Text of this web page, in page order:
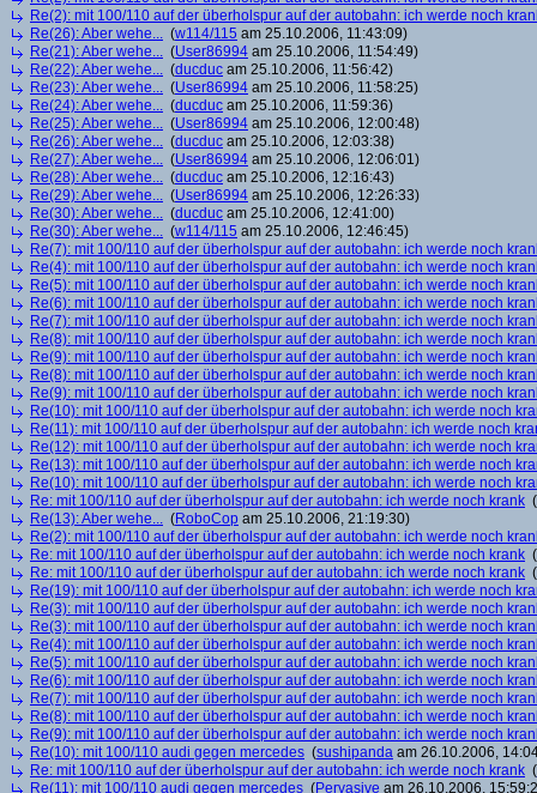
Re(2): mit 100/110 auf der überholspur auf der autobahn: ich werde noch
Re(26): Aber wehe... (w114/115 am 25.10.2006, 11:43:09)
Re(21): Aber wehe... (User86994 am 25.10.2006, 11:54:49)
Re(22): Aber wehe... (ducduc am 25.10.2006, 11:56:42)
Re(23): Aber wehe... (User86994 am 25.10.2006, 11:58:25)
Re(24): Aber wehe... (ducduc am 25.10.2006, 11:59:36)
Re(25): Aber wehe... (User86994 am 25.10.2006, 12:00:48)
Re(26): Aber wehe... (ducduc am 25.10.2006, 12:03:38)
Re(27): Aber wehe... (User86994 am 25.10.2006, 12:06:01)
Re(28): Aber wehe... (ducduc am 25.10.2006, 12:16:43)
Re(29): Aber wehe... (User86994 am 25.10.2006, 12:26:33)
Re(30): Aber wehe... (ducduc am 25.10.2006, 12:41:00)
Re(30): Aber wehe... (w114/115 am 25.10.2006, 12:46:45)
Re(7): mit 100/110 auf der überholspur auf der autobahn: ich werde noch
Re(4): mit 100/110 auf der überholspur auf der autobahn: ich werde noch
Re(5): mit 100/110 auf der überholspur auf der autobahn: ich werde noch
Re(6): mit 100/110 auf der überholspur auf der autobahn: ich werde noch
Re(7): mit 100/110 auf der überholspur auf der autobahn: ich werde noch
Re(8): mit 100/110 auf der überholspur auf der autobahn: ich werde noch
Re(9): mit 100/110 auf der überholspur auf der autobahn: ich werde noch
Re(8): mit 100/110 auf der überholspur auf der autobahn: ich werde noch
Re(9): mit 100/110 auf der überholspur auf der autobahn: ich werde noch
Re(10): mit 100/110 auf der überholspur auf der autobahn: ich werde noch
Re(11): mit 100/110 auf der überholspur auf der autobahn: ich werde noch
Re(12): mit 100/110 auf der überholspur auf der autobahn: ich werde noch
Re(13): mit 100/110 auf der überholspur auf der autobahn: ich werde noch
Re(10): mit 100/110 auf der überholspur auf der autobahn: ich werde noch
Re: mit 100/110 auf der überholspur auf der autobahn: ich werde noch krank (
Re(13): Aber wehe... (RoboCop am 25.10.2006, 21:19:30)
Re(2): mit 100/110 auf der überholspur auf der autobahn: ich werde noch
Re: mit 100/110 auf der überholspur auf der autobahn: ich werde noch krank (
Re: mit 100/110 auf der überholspur auf der autobahn: ich werde noch krank (
Re(19): mit 100/110 auf der überholspur auf der autobahn: ich werde noch
Re(3): mit 100/110 auf der überholspur auf der autobahn: ich werde noch
Re(3): mit 100/110 auf der überholspur auf der autobahn: ich werde noch
Re(4): mit 100/110 auf der überholspur auf der autobahn: ich werde noch
Re(5): mit 100/110 auf der überholspur auf der autobahn: ich werde noch
Re(6): mit 100/110 auf der überholspur auf der autobahn: ich werde noch
Re(7): mit 100/110 auf der überholspur auf der autobahn: ich werde noch
Re(8): mit 100/110 auf der überholspur auf der autobahn: ich werde noch
Re(9): mit 100/110 auf der überholspur auf der autobahn: ich werde noch
Re(10): mit 100/110 audi gegen mercedes (sushipanda am 26.10.2006,
Re: mit 100/110 auf der überholspur auf der autobahn: ich werde noch krank (
Re(11): mit 100/110 audi gegen mercedes (Pervasive am 26.10.2006,